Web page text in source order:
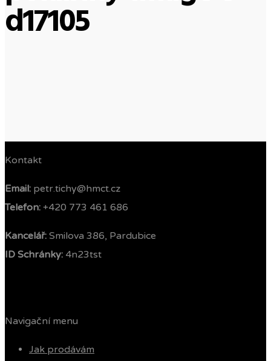
d17105
Kontakt
Email: petr.tichy@hmct.cz
Telefon: ‭ +420 773 461 686‬
Kancelář: Smilova 386, Pardubice
ID Schránky: 4n23tst
Navigační menu
Jak prodávám